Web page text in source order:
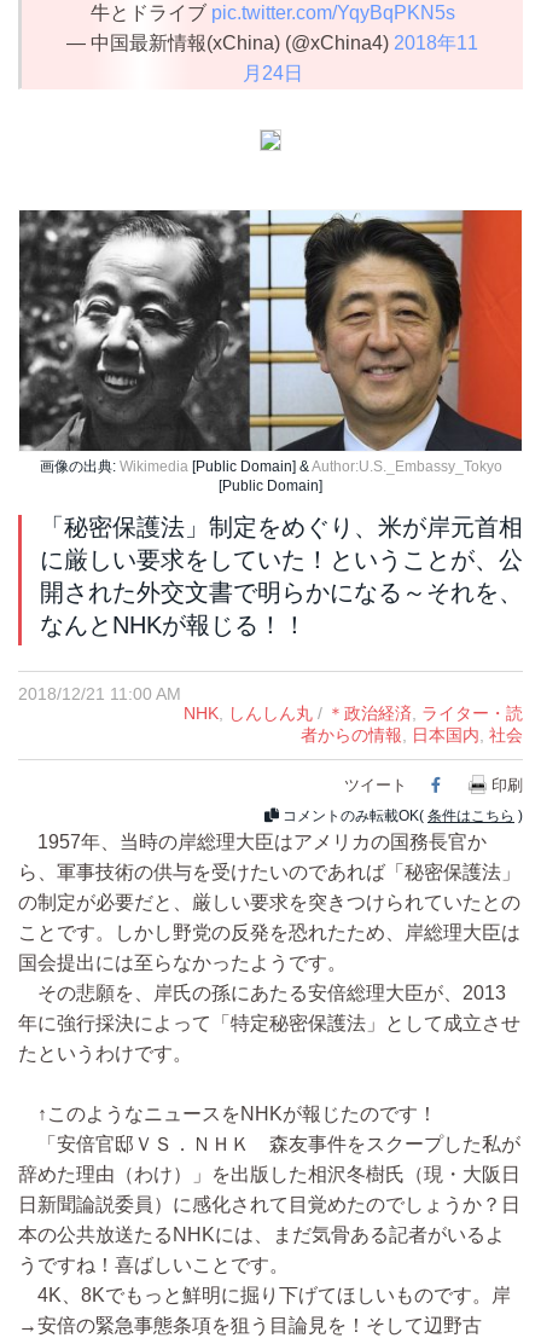
牛とドライブ pic.twitter.com/YqyBqPKN5s
— 中国最新情報(xChina) (@xChina4) 2018年11
月24日
画像の出典: Wikimedia[Public Domain] &Author:U.S._Embassy_Tokyo
[Public Domain]
「秘密保護法」制定をめぐり、米が岸元首相
に厳しい要求をしていた！ということが、公
開された外交文書で明らかになる～それを、
なんとNHKが報じる！！
2018/12/21 11:00 AM
NHK, しんしん丸 / ＊政治経済, ライター・読
者からの情報, 日本国内, 社会
ツイート Facebook
印刷
コメントのみ転載OK( 条件はこちら )
1957年、当時の岸総理大臣はアメリカの国務長官か
ら、軍事技術の供与を受けたいのであれば「秘密保護法」
の制定が必要だと、厳しい要求を突きつけられていたとの
ことです。しかし野党の反発を恐れたため、岸総理大臣は
国会提出には至らなかったようです。
その悲願を、岸氏の孫にあたる安倍総理大臣が、2013
年に強行採決によって「特定秘密保護法」として成立させ
たというわけです。
↑このようなニュースをNHKが報じたのです！
「安倍官邸ＶＳ．ＮＨＫ 森友事件をスクープした私が
辞めた理由（わけ）」を出版した相沢冬樹氏（現・大阪日
日新聞論説委員）に感化されて目覚めたのでしょうか？日
本の公共放送たるNHKには、まだ気骨ある記者がいるよ
うですね！喜ばしいことです。
4K、8Kでもっと鮮明に掘り下げてほしいものです。岸
→安倍の緊急事態条項を狙う目論見を！そして辺野古